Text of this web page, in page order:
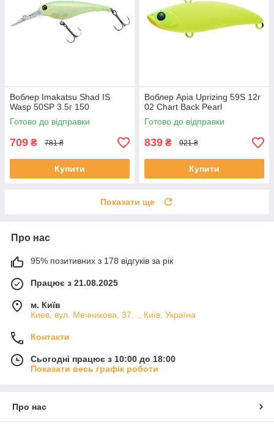
Воблер Imakatsu Shad IS
Wasp 50SP 3.5г 150
Готово до відправки
709 ₴ 781 ₴
Купити
Воблер Apia Uprizing 59S 12г
02 Chart Back Pearl
Готово до відправки
839 ₴ 921 ₴
Купити
Показати ще
Про нас
95% позитивних з 178 відгуків за рік
Працює з 21.08.2025
м. Київ
Киев, вул. Мечникова, 37. ., Київ, Україна
Контакти
Сьогодні працює з 10:00 до 18:00
Показати весь графік роботи
Про нас